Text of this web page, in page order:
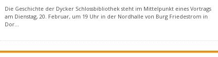
Die Geschichte der Dycker Schlossbibliothek steht im Mittelpunkt eines Vortrags
am Dienstag, 20. Februar, um 19 Uhr in der Nordhalle von Burg Friedestrom in
Dor...